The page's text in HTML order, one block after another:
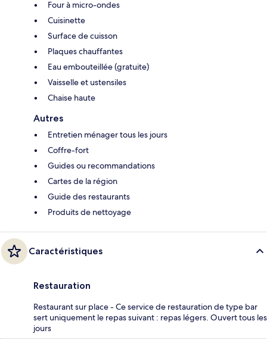
Four à micro-ondes
Cuisinette
Surface de cuisson
Plaques chauffantes
Eau embouteillée (gratuite)
Vaisselle et ustensiles
Chaise haute
Autres
Entretien ménager tous les jours
Coffre-fort
Guides ou recommandations
Cartes de la région
Guide des restaurants
Produits de nettoyage
Caractéristiques
Restauration
Restaurant sur place - Ce service de restauration de type bar
sert uniquement le repas suivant : repas légers. Ouvert tous les
jours